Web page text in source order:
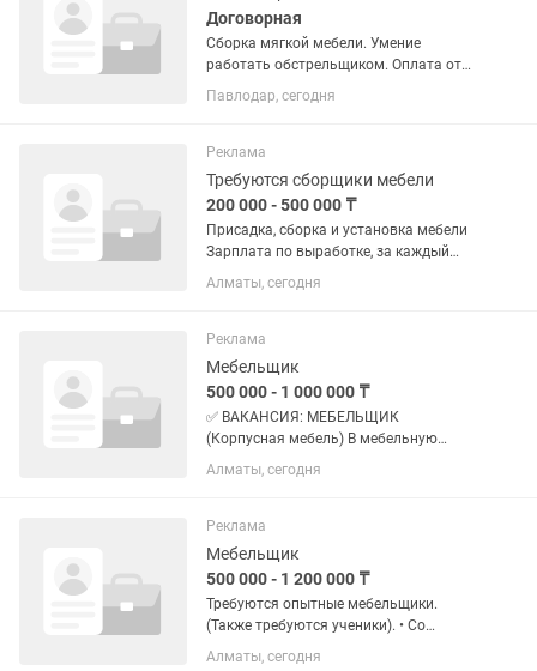
Договорная
Сборка мягкой мебели. Умение
работать обстрельщиком. Оплата от
300 000 тенге. Только с опытом
работы.
Павлодар, сегодня
Реклама
Требуются сборщики мебели
200 000 - 500 000 ₸
Присадка, сборка и установка мебели
Зарплата по выработке, за каждый
заказ (от 400 до 600 тысяч)
Алматы, сегодня
Реклама
Мебельщик
500 000 - 1 000 000 ₸
✅ ВАКАНСИЯ: МЕБЕЛЬЩИК
(Корпусная мебель) В мебельную
мастерскую требуется опытный
мебельщик! 🔧 Обязанности:
(шкафы, кухни, гардеробные, детская
мебель) •Распил,...
Алматы, сегодня
Реклама
Мебельщик
500 000 - 1 200 000 ₸
Требуются опытные мебельщики.
(Также требуются ученики). • Со
знанием работы с фурнитурой блюм. •
Алматы, сегодня